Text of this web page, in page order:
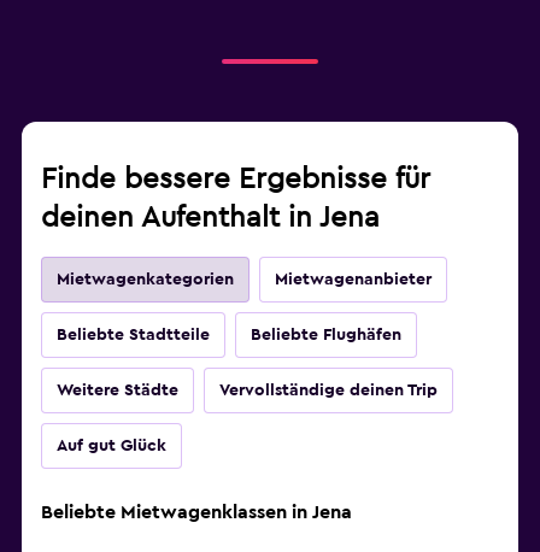
Finde bessere Ergebnisse für
deinen Aufenthalt in Jena
Mietwagenkategorien Mietwagenanbieter
Beliebte Stadtteile Beliebte Flughäfen
Weitere Städte Vervollständige deinen Trip
Auf gut Glück
Beliebte Mietwagenklassen in Jena